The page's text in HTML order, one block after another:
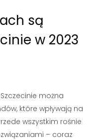
są
w 2023
można
które wpływają na
wszystkim rośnie
– coraz